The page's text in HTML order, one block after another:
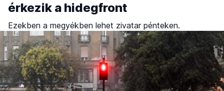
érkezik a hidegfront
Ezekben a megyékben lehet zivatar pénteken.